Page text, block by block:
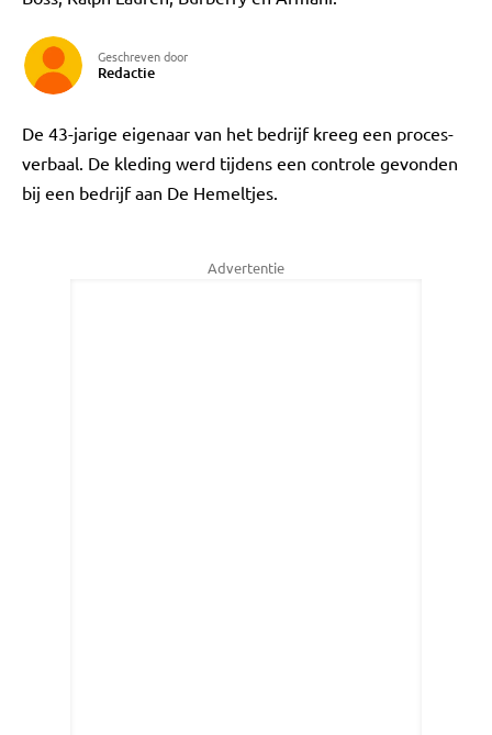
Geschreven door
Redactie
De 43-jarige eigenaar van het bedrijf kreeg een proces-
verbaal. De kleding werd tijdens een controle gevonden
bij een bedrijf aan De Hemeltjes.
Advertentie